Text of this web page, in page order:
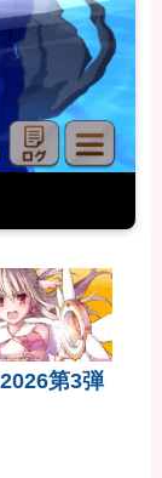
第3弾